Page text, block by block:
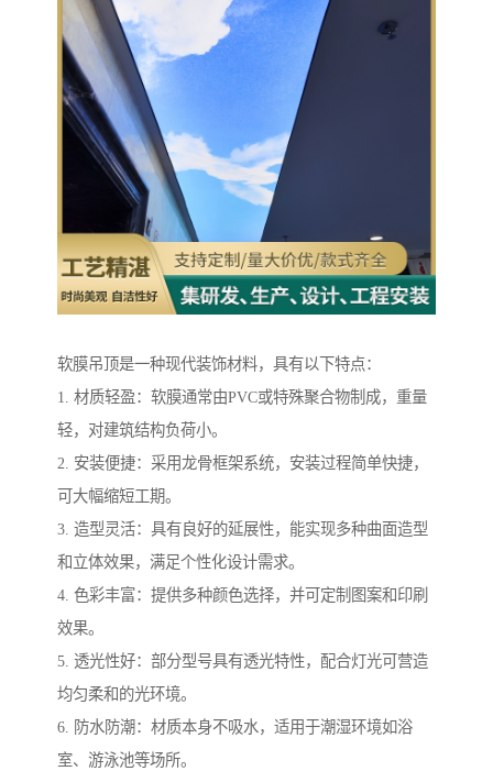
软膜吊顶是一种现代装饰材料，具有以下特点：
1. 材质轻盈：软膜通常由PVC或特殊聚合物制成，重量
轻，对建筑结构负荷小。
2. 安装便捷：采用龙骨框架系统，安装过程简单快捷，
可大幅缩短工期。
3. 造型灵活：具有良好的延展性，能实现多种曲面造型
和立体效果，满足个性化设计需求。
4. 色彩丰富：提供多种颜色选择，并可定制图案和印刷
效果。
5. 透光性好：部分型号具有透光特性，配合灯光可营造
均匀柔和的光环境。
6. 防水防潮：材质本身不吸水，适用于潮湿环境如浴
室、游泳池等场所。